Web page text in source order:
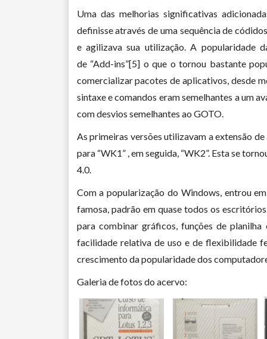
Uma das melhorias significativas
definisse através de uma sequência de
e agilizava sua utilização. A popularidade
de “Add-ins”[5] o que o tornou bastante
comercializar pacotes de aplicativos, desde
sintaxe e comandos eram semelhantes a um
com desvios semelhantes ao GOTO.
As primeiras versões utilizavam a extensão
para “WK1” , em seguida, “WK2”. Esta se
4.0.
Com a popularização do Windows, entrou
famosa, padrão em quase todos os
para combinar gráficos, funções de
facilidade relativa de uso e de flexibilidade
crescimento da popularidade dos
Galeria de fotos do acervo: